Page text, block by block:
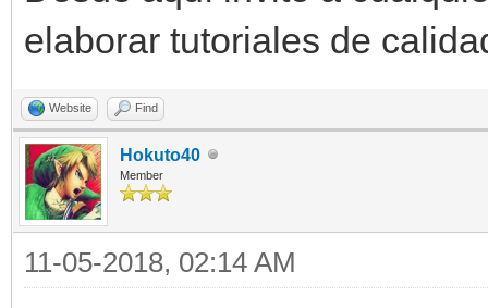
elaborar tutoriales de
Website Find
Hokuto40
Member
11-05-2018, 02:14 AM